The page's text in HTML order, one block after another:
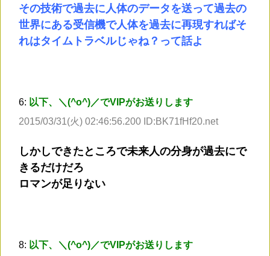
その技術で過去に人体のデータを送って過去の
世界にある受信機で人体を過去に再現すればそ
れはタイムトラベルじゃね？って話よ
6: 以下、＼(^o^)／でVIPがお送りします
2015/03/31(火) 02:46:56.200 ID:BK71fHf20.net
しかしできたところで未来人の分身が過去にで
きるだけだろ
ロマンが足りない
8: 以下、＼(^o^)／でVIPがお送りします